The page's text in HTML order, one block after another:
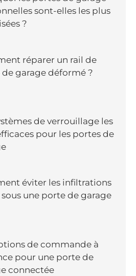
sont-elles les plus
?
réparer un rail de
garage déformé ?
de verrouillage les
pour les portes de
éviter les infiltrations
sous une porte de garage
de commande à
pour une porte de
connectée